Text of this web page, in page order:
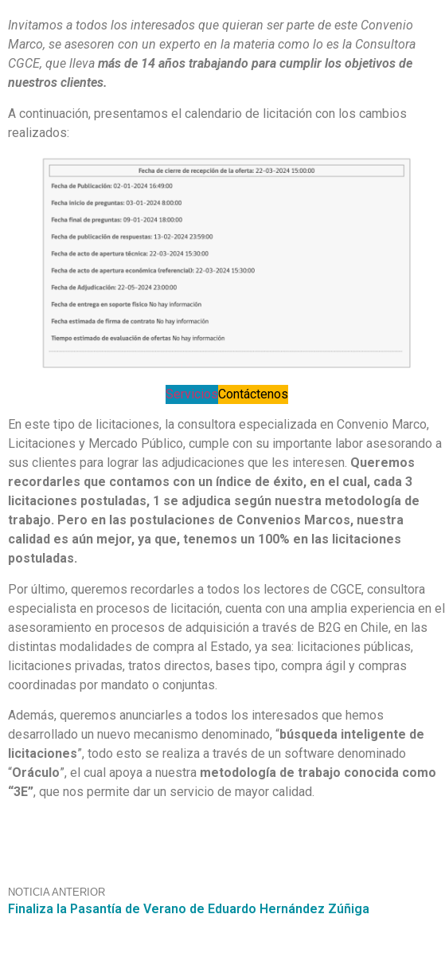
Invitamos a todos los interesados que quieran ser parte de este Convenio
Marco, se asesoren con un experto en la materia como lo es la Consultora
CGCE, que lleva más de 14 años trabajando para cumplir los objetivos de
nuestros clientes.
A continuación, presentamos el calendario de licitación con los cambios
realizados:
ServiciosContáctenos
En este tipo de licitaciones, la consultora especializada en Convenio Marco,
Licitaciones y Mercado Público, cumple con su importante labor asesorando a
sus clientes para lograr las adjudicaciones que les interesen. Queremos
recordarles que contamos con un índice de éxito, en el cual, cada 3
licitaciones postuladas, 1 se adjudica según nuestra metodología de
trabajo. Pero en las postulaciones de Convenios Marcos, nuestra
calidad es aún mejor, ya que, tenemos un 100% en las licitaciones
postuladas.
Por último, queremos recordarles a todos los lectores de CGCE, consultora
especialista en procesos de licitación, cuenta con una amplia experiencia en el
asesoramiento en procesos de adquisición a través de B2G en Chile, en las
distintas modalidades de compra al Estado, ya sea: licitaciones públicas,
licitaciones privadas, tratos directos, bases tipo, compra ágil y compras
coordinadas por mandato o conjuntas.
Además, queremos anunciarles a todos los interesados que hemos
desarrollado un nuevo mecanismo denominado, “búsqueda inteligente de
licitaciones”, todo esto se realiza a través de un software denominado
“Oráculo”, el cual apoya a nuestra metodología de trabajo conocida como
“3E”, que nos permite dar un servicio de mayor calidad.
NOTICIA ANTERIOR
Finaliza la Pasantía de Verano de Eduardo Hernández Zúñiga